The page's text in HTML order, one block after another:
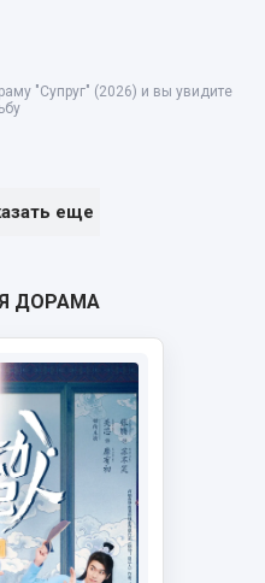
"Супруг" (2026) и вы увидите
еще
ДОРАМА